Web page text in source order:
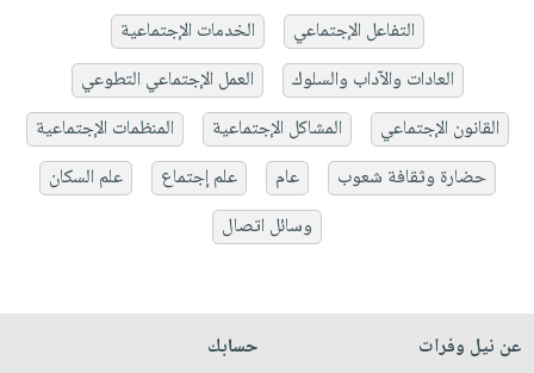
التفاعل الإجتماعي
الخدمات الإجتماعية
العادات والآداب والسلوك
العمل الإجتماعي التطوعي
القانون الإجتماعي
المشاكل الإجتماعية
المنظمات الإجتماعية
حضارة وثقافة شعوب
عام علم إجتماع
علم السكان
وسائل اتصال
عن نيل وفرات
حسابك